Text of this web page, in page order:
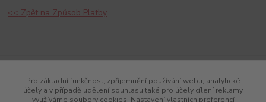
<< Zpět na Způsob Platby
Pro základní funkčnost, zpříjemnění používání webu, analytické
účely a v případě udělení souhlasu také pro účely cílení reklamy
využíváme soubory cookies. Nastavení vlastních preferencí